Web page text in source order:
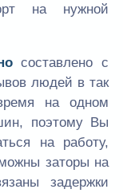
на нужной
составлено с
людей в так
на одном
поэтому Вы
на работу,
заторы на
задержки